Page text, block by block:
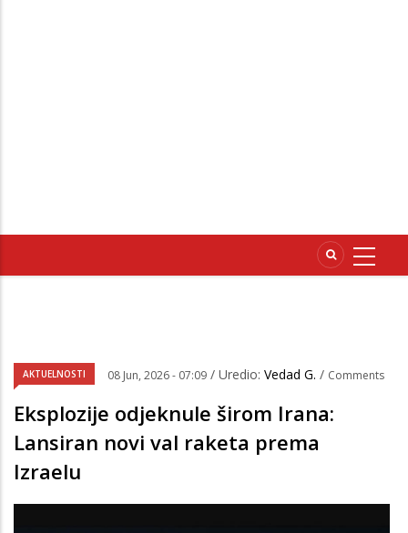
AKTUELNOSTI 08 Jun, 2026 - 07:09 / Uredio: Vedad G. / Comments
Eksplozije odjeknule širom Irana:
Lansiran novi val raketa prema
Izraelu